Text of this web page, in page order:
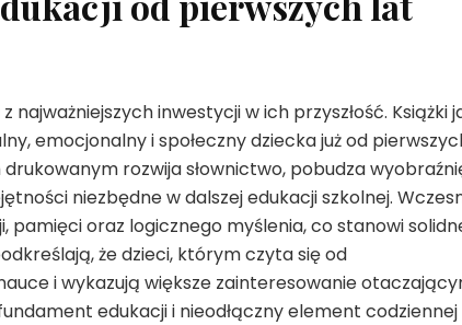
inwestycji w ich przyszłość. Książki
emocjonalny i społeczny dziecka już od
rozwija słownictwo, pobudza
niezbędne w dalszej edukacji szkolnej.
pamięci oraz logicznego myślenia, co stanowi
że dzieci, którym czyta się od
i wykazują większe zainteresowanie
edukacji i nieodłączny element codziennej